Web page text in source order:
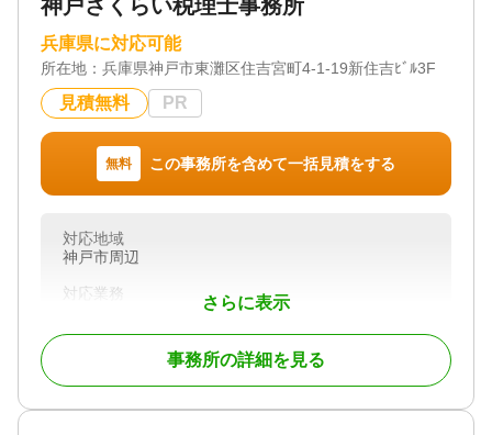
神戸さくらい税理士事務所
兵庫県に対応可能
所在地： 兵庫県神戸市東灘区住吉宮町4-1-19新住吉ﾋﾞﾙ3F
見積無料 PR
無料 この事務所を含めて一括見積をする
さらに表示
対応地域
神戸市周辺
対応業務
遺産分割 / 相続税申告
事務所の詳細を見る